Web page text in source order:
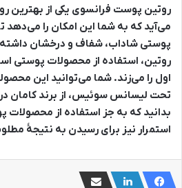
روتین پوست فرانسوی یکی از بهترین
می‌آید که به شما این امکان را می‌دهد
پوستی شاداب، شفاف و درخشان داشته
روتین، استفاده از محصولات پوستی
اول را می‌زند. شما می‌توانید این
تحت لیسانس سوئیس، از برند کامان
بدانید که به جز استفاده از محصولات
استمرار نیز برای رسیدن به نتیجۀ